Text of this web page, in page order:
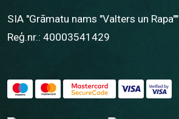
SIA "Grāmatu nams "Valters un Rapa""
Reģ.nr.: 40003541429